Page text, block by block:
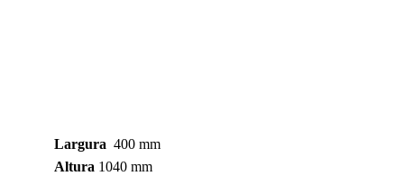
Largura
  400 mm
Altura 1040 mm